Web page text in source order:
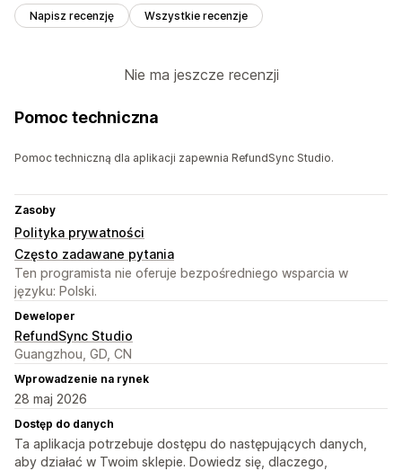
Napisz recenzję Wszystkie recenzje
Nie ma jeszcze recenzji
Pomoc techniczna
Pomoc techniczną dla aplikacji zapewnia RefundSync Studio.
Zasoby
Polityka prywatności
Często zadawane pytania
Ten programista nie oferuje bezpośredniego wsparcia w
języku: Polski.
Deweloper
RefundSync Studio
Guangzhou, GD, CN
Wprowadzenie na rynek
28 maj 2026
Dostęp do danych
Ta aplikacja potrzebuje dostępu do następujących danych,
aby działać w Twoim sklepie. Dowiedz się, dlaczego,